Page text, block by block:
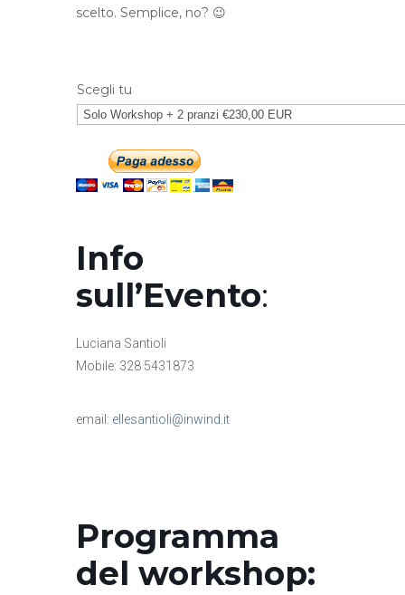
scelto. Semplice, no? 😉
Scegli tu
Info
sull’Evento:
Luciana Santioli
Mobile: 328 5431873
email: ellesantioli@inwind.it
Programma
del workshop: